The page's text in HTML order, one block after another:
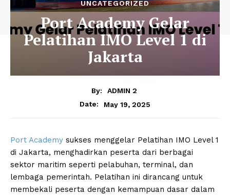
UNCATEGORIZED
Port Academy Gelar
Pelatihan IMO Level 1 di
Jakarta
By:
ADMIN 2
Date:
May 19, 2025
Port Academy sukses menggelar Pelatihan IMO Level 1
di Jakarta, menghadirkan peserta dari berbagai
sektor maritim seperti pelabuhan, terminal, dan
lembaga pemerintah. Pelatihan ini dirancang untuk
membekali peserta dengan kemampuan dasar dalam